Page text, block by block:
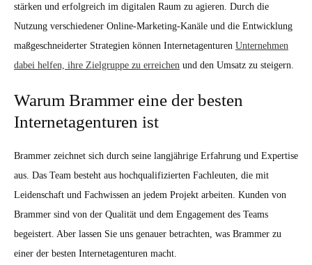
stärken und erfolgreich im digitalen Raum zu agieren. Durch die
Nutzung verschiedener Online-Marketing-Kanäle und die Entwicklung
maßgeschneiderter Strategien können Internetagenturen Unternehmen
dabei helfen, ihre Zielgruppe zu erreichen und den Umsatz zu steigern.
Warum Brammer eine der besten
Internetagenturen ist
Brammer zeichnet sich durch seine langjährige Erfahrung und Expertise
aus. Das Team besteht aus hochqualifizierten Fachleuten, die mit
Leidenschaft und Fachwissen an jedem Projekt arbeiten. Kunden von
Brammer sind von der Qualität und dem Engagement des Teams
begeistert. Aber lassen Sie uns genauer betrachten, was Brammer zu
einer der besten Internetagenturen macht.